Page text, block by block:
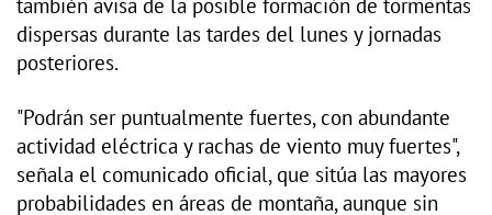
también avisa de la posible formación de tormentas
dispersas durante las tardes del lunes y jornadas
posteriores.
"Podrán ser puntualmente fuertes, con abundante
actividad eléctrica y rachas de viento muy fuertes",
señala el comunicado oficial, que sitúa las mayores
probabilidades en áreas de montaña, aunque sin